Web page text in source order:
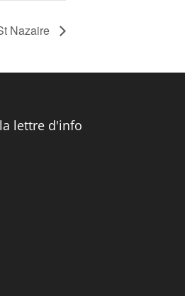
Nazaire
lettre d'info